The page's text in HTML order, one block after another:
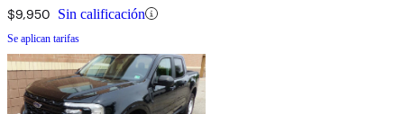
$9,950 Sin calificación
Se aplican tarifas